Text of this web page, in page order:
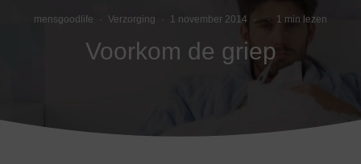
mensgoodlife · Verzorging · 1 november 2014 · · 1 min lezen
Voorkom de griep